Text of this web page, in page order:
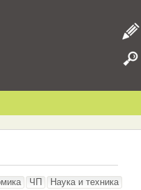
ЧП
Наука и техника